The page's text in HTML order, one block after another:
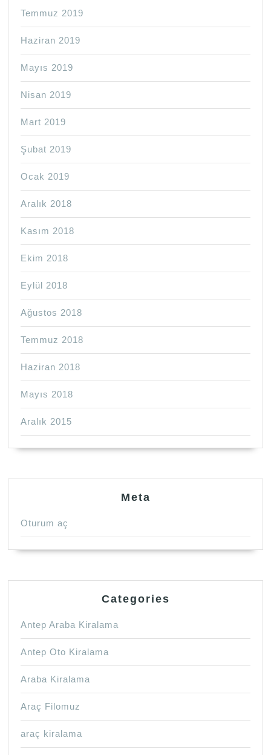
Temmuz 2019
Haziran 2019
Mayıs 2019
Nisan 2019
Mart 2019
Şubat 2019
Ocak 2019
Aralık 2018
Kasım 2018
Ekim 2018
Eylül 2018
Ağustos 2018
Temmuz 2018
Haziran 2018
Mayıs 2018
Aralık 2015
Meta
Oturum aç
Categories
Antep Araba Kiralama
Antep Oto Kiralama
Araba Kiralama
Araç Filomuz
araç kiralama